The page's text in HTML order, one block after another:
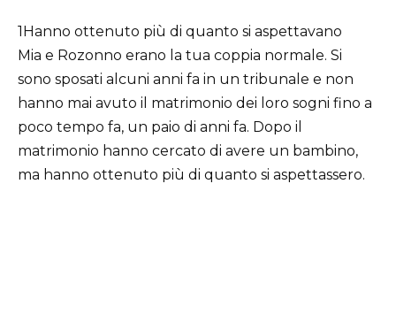
1Hanno ottenuto più di quanto si aspettavano
Mia e Rozonno erano la tua coppia normale. Si
sono sposati alcuni anni fa in un tribunale e non
hanno mai avuto il matrimonio dei loro sogni fino a
poco tempo fa, un paio di anni fa. Dopo il
matrimonio hanno cercato di avere un bambino,
ma hanno ottenuto più di quanto si aspettassero.